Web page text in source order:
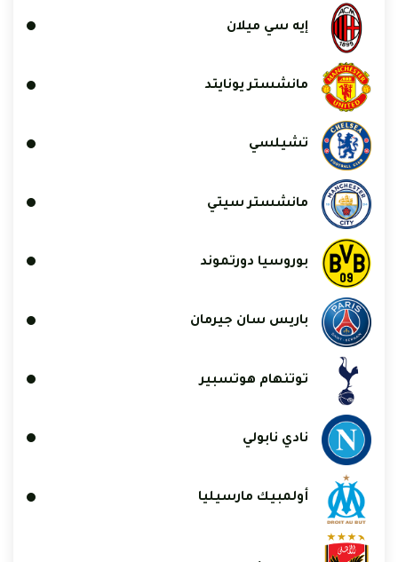
إيه سي ميلان
مانشستر يونايتد
تشيلسي
مانشستر سيتي
بوروسيا دورتموند
باريس سان جيرمان
توتنهام هوتسبير
نادي نابولي
أولمبيك مارسيليا